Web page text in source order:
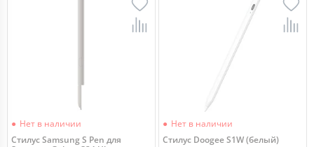
Нет в наличии
Стилус Samsung S Pen для
Нет в наличии
Стилус Doogee S1W (белый)